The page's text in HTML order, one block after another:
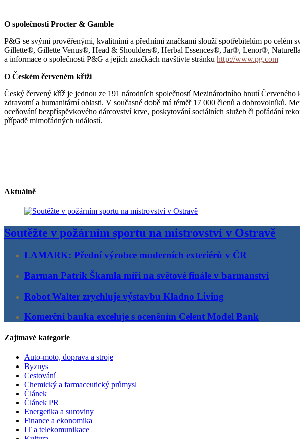
O společnosti Procter & Gamble
P&G se svými prověřenými, kvalitními a předními značkami slouží spotřebitelům po
Gillette®, Gillette Venus®, Head & Shoulders®, Herbal Essences®, Jar®, Lenor®,
a informace o společnosti P&G a jejích značkách navštivte stránku http://www.pg.com
O Českém červeném kříži
Český červený kříž je jednou ze 191 národních společností Mezinárodního hnutí
zdravotní a humanitární oblasti. V současné době má téměř 17 000 členů a dobrovolníků.
oceňování bezpříspěvkového dárcovství krve, poskytování sociálních služeb či pořádání
případě mimořádných událostí.
Aktuálně
Soutěžte v požárním sportu na mistrovství v Ostravě
LAMARK: Přední výrobce moderních exteriérů v ČR
Barman Patrik Škamla míří na světové finále v barmanství
Robot Walter zrychluje výstavbu Kladno Living
Komerční banka exceluje s oceněním Celent Model Bank
Zajímavé kategorie
Auto-moto, doprava a stroje
Byznys
Cestování
Chemický a farmaceutický průmysl
Článek
Článek PR
Energetika a suroviny
Finance a ekonomika
IT a telekomunikace